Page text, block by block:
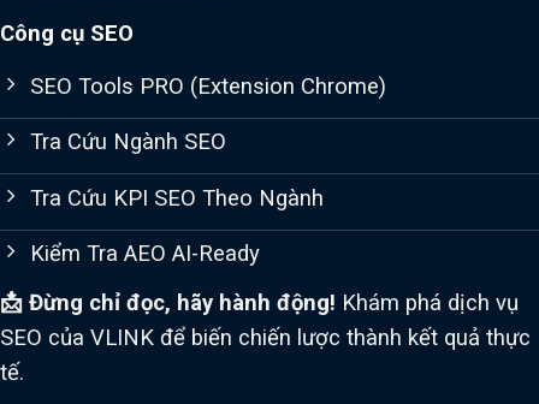
Công cụ SEO
SEO Tools PRO (Extension Chrome)
Tra Cứu Ngành SEO
Tra Cứu KPI SEO Theo Ngành
Kiểm Tra AEO AI-Ready
📩 Đừng chỉ đọc, hãy hành động! Khám phá dịch vụ
SEO của VLINK để biến chiến lược thành kết quả thực
tế.